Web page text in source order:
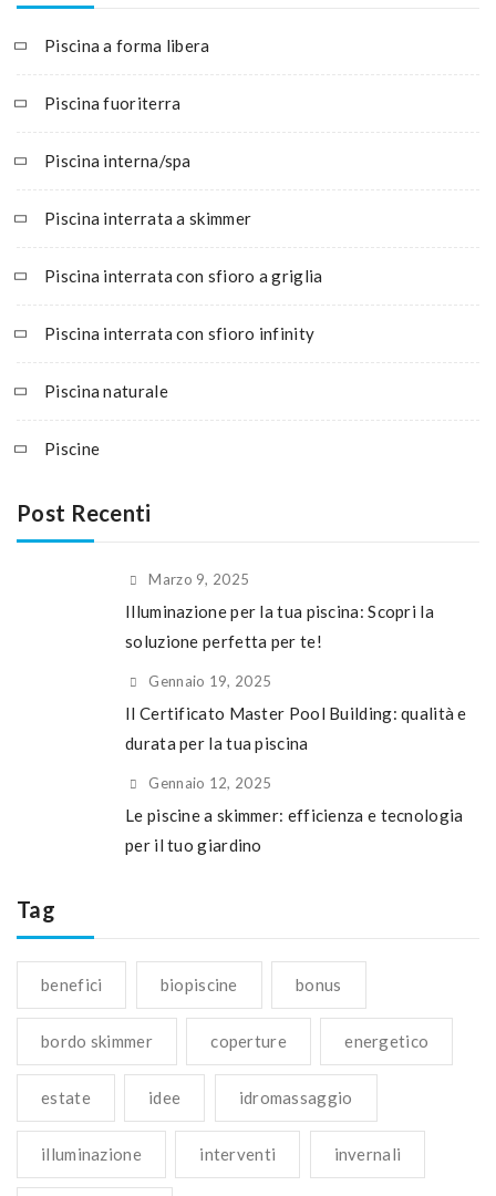
Piscina a forma libera
Piscina fuoriterra
Piscina interna/spa
Piscina interrata a skimmer
Piscina interrata con sfioro a griglia
Piscina interrata con sfioro infinity
Piscina naturale
Piscine
Post Recenti
Marzo 9, 2025
Illuminazione per la tua piscina: Scopri la
soluzione perfetta per te!
Gennaio 19, 2025
Il Certificato Master Pool Building: qualità e
durata per la tua piscina
Gennaio 12, 2025
Le piscine a skimmer: efficienza e tecnologia
per il tuo giardino
Tag
benefici biopiscine bonus
bordo skimmer coperture energetico
estate idee idromassaggio
illuminazione interventi invernali